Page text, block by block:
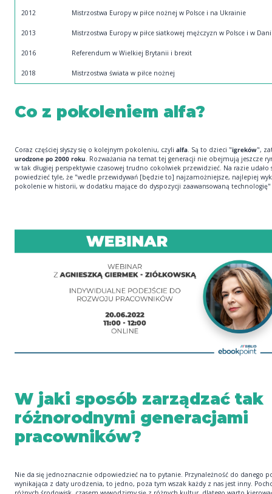
2012 Mistrzostwa Europy w piłce nożnej w Polsce i na Ukrainie
2013 Mistrzostwa Europy w piłce siatkowej mężczyzn w Polsce i w
2016 Referendum w Wielkiej Brytanii i brexit
2018 Mistrzostwa świata w piłce nożnej
Co z pokoleniem alfa?
Coraz częściej słyszy się o kolejnym pokoleniu, czyli alfa . Są to dzieci "igreków",
urodzone po 2000 roku . Rozważania na temat tej generacji nie obejmują jeszcze
w tak długiej perspektywie czasowej trudno cokolwiek przewidzieć. Na razie udało
powiedzieć tyle, że "wedle przewidywań [będzie to] najzamożniejsze, najlepiej
pokolenie w historii, w dodatku mające do dyspozycji zaawansowaną technologię"
W jaki sposób zarządzać tak
różnorodnymi generacjami
pracowników?
Nie da się jednoznacznie odpowiedzieć na to pytanie. Przynależność do danego
wynikająca z daty urodzenia, to jedno, poza tym wszak każdy z nas jest inny.